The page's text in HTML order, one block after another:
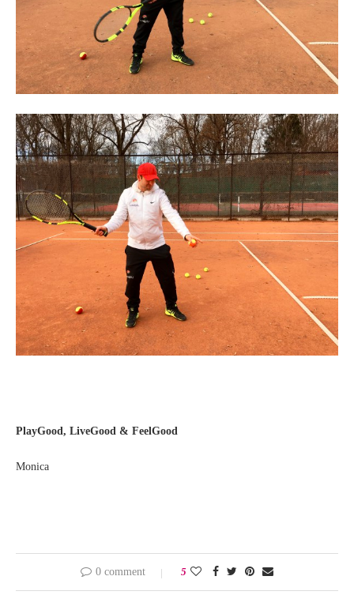
PlayGood, LiveGood & FeelGood
Monica
0 comment 5